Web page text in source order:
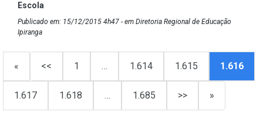
Escola
Publicado em: 15/12/2015 4h47 - em Diretoria Regional de Educação
Ipiranga
« << 1 … 1.614 1.615 1.616
1.617 1.618 … 1.685 >> »